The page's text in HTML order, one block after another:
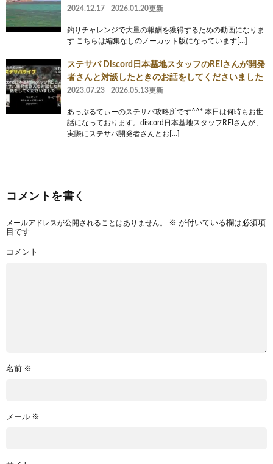
2024.12.17 2026.01.20更新
釣りチャレンジで大量の報酬を獲得するための動画になりま
す こちらは編集なしのノーカット版になっています[…]
ステサバ Discord日本基地スタッフのREIさんが開発
者さんと対談したときのお話をしてくださいました
2023.07.23 2026.05.13更新
あっぷるてぃーのステサバ攻略所です^^* 本日は何時もお世
話になっております。discord日本基地スタッフREIさんが、
実際にステサバ開発者さんとお[…]
コメントを書く
メールアドレスが公開されることはありません。 ※ が付いている欄は必須項
目です
コメント
名前 ※
メール ※